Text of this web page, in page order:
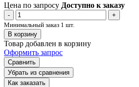
Цена по запросу Доступно к заказу
-
+
Минимальный заказ 1 шт.
В корзину
Товар добавлен в корзину
Оформить запрос
Сравнить
Убрать из сравнения
Как заказать